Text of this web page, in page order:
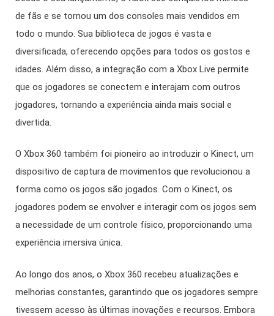
de fãs e se tornou um dos consoles mais vendidos em
todo o mundo. Sua biblioteca de jogos é vasta e
diversificada, oferecendo opções para todos os gostos e
idades. Além disso, a integração com a Xbox Live permite
que os jogadores se conectem e interajam com outros
jogadores, tornando a experiência ainda mais social e
divertida.
O Xbox 360 também foi pioneiro ao introduzir o Kinect, um
dispositivo de captura de movimentos que revolucionou a
forma como os jogos são jogados. Com o Kinect, os
jogadores podem se envolver e interagir com os jogos sem
a necessidade de um controle físico, proporcionando uma
experiência imersiva única.
Ao longo dos anos, o Xbox 360 recebeu atualizações e
melhorias constantes, garantindo que os jogadores sempre
tivessem acesso às últimas inovações e recursos. Embora